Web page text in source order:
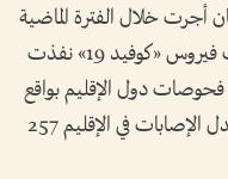
أجرت خلال الفترة الماضية
حوالي 25 مليوناً و850 ألف فحص لكشف فيروس «كوفيد 19» نفذت
26.3% من إجمالي فحوصات دول الإقليم بواقع
6.8 ملايين فحص حتى الآن، فيما بلغ معدل الإصابات في الإقليم 257